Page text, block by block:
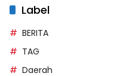
Label
BERITA
TAG
Daerah